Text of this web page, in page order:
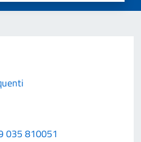
035 810051